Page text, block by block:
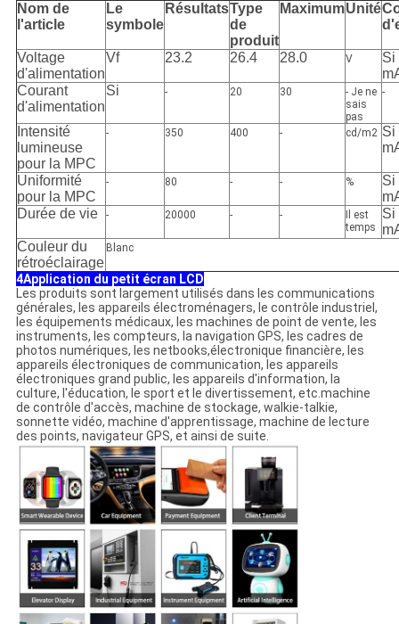
Nom de
l'article
Le
symbole
RésultatsType
de
produit
MaximumUnité
Voltage
d'alimentation
Vf 23.2 26.4 28.0 V
Si
Courant
d'alimentation
Si - 20 30
- Je ne
sais
pas
-
Intensité
lumineuse
pour la MPC
- 350 400 - cd/m2 Si
Uniformité
pour la MPC
- 80 - - %
Si
Durée de vie
- 20000 - -
Il est
temps
Si
Couleur du
rétroéclairage
Blanc
4Application du petit écran LCD
Les produits sont largement utilisés dans les communications
générales, les appareils électroménagers, le contrôle industriel,
les équipements médicaux, les machines de point de vente, les
instruments, les compteurs, la navigation GPS, les cadres de
photos numériques, les netbooks,électronique financière, les
appareils électroniques de communication, les appareils
électroniques grand public, les appareils d'information, la
culture, l'éducation, le sport et le divertissement, etc.machine
de contrôle d'accès, machine de stockage, walkie-talkie,
sonnette vidéo, machine d'apprentissage, machine de lecture
des points, navigateur GPS, et ainsi de suite.